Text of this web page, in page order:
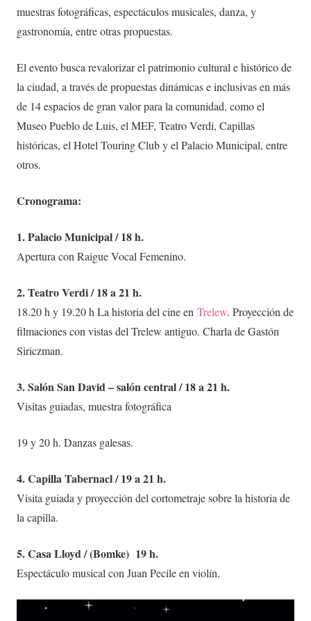
muestras fotográficas, espectáculos musicales, danza, y
gastronomía, entre otras propuestas.
El evento busca revalorizar el patrimonio cultural e histórico de
la ciudad, a través de propuestas dinámicas e inclusivas en más
de 14 espacios de gran valor para la comunidad, como el
Museo Pueblo de Luis, el MEF, Teatro Verdi, Capillas
históricas, el Hotel Touring Club y el Palacio Municipal, entre
otros.
Cronograma:
1. Palacio Municipal / 18 h.
Apertura con Raigue Vocal Femenino.
2. Teatro Verdi / 18 a 21 h.
18.20 h y 19.20 h La historia del cine en Trelew. Proyección de
filmaciones con vistas del Trelew antiguo. Charla de Gastón
Siriczman.
3. Salón San David – salón central / 18 a 21 h.
Visitas guiadas, muestra fotográfica
19 y 20 h. Danzas galesas.
4. Capilla Tabernacl / 19 a 21 h.
Visita guiada y proyección del cortometraje sobre la historia de
la capilla.
5. Casa Lloyd / (Bomke) 19 h.
Espectáculo musical con Juan Pecile en violín.